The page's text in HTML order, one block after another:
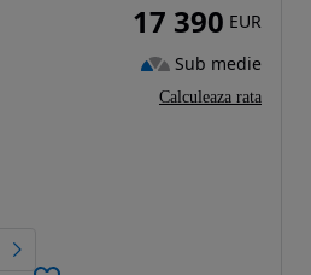
17 390 EUR
Sub medie
Calculeaza rata